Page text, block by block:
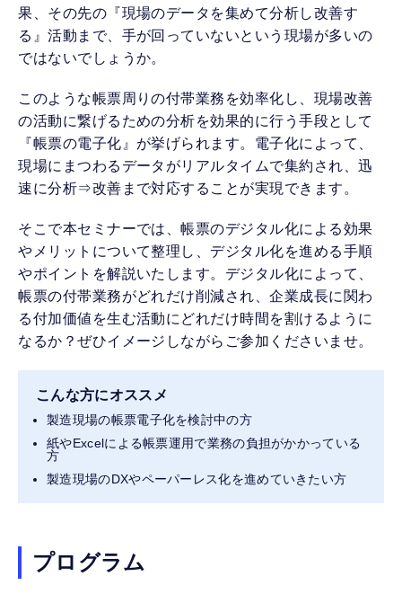
果、その先の『現場のデータを集めて分析し改善す
る』活動まで、手が回っていないという現場が多いの
ではないでしょうか。
このような帳票周りの付帯業務を効率化し、現場改善
の活動に繋げるための分析を効果的に行う手段として
『帳票の電子化』が挙げられます。電子化によって、
現場にまつわるデータがリアルタイムで集約され、迅
速に分析⇒改善まで対応することが実現できます。
そこで本セミナーでは、帳票のデジタル化による効果
やメリットについて整理し、デジタル化を進める手順
やポイントを解説いたします。デジタル化によって、
帳票の付帯業務がどれだけ削減され、企業成長に関わ
る付加価値を生む活動にどれだけ時間を割けるように
なるか？ぜひイメージしながらご参加くださいませ。
こんな方にオススメ
製造現場の帳票電子化を検討中の方
紙やExcelによる帳票運用で業務の負担がかかっている
方
製造現場のDXやペーパーレス化を進めていきたい方
プログラム